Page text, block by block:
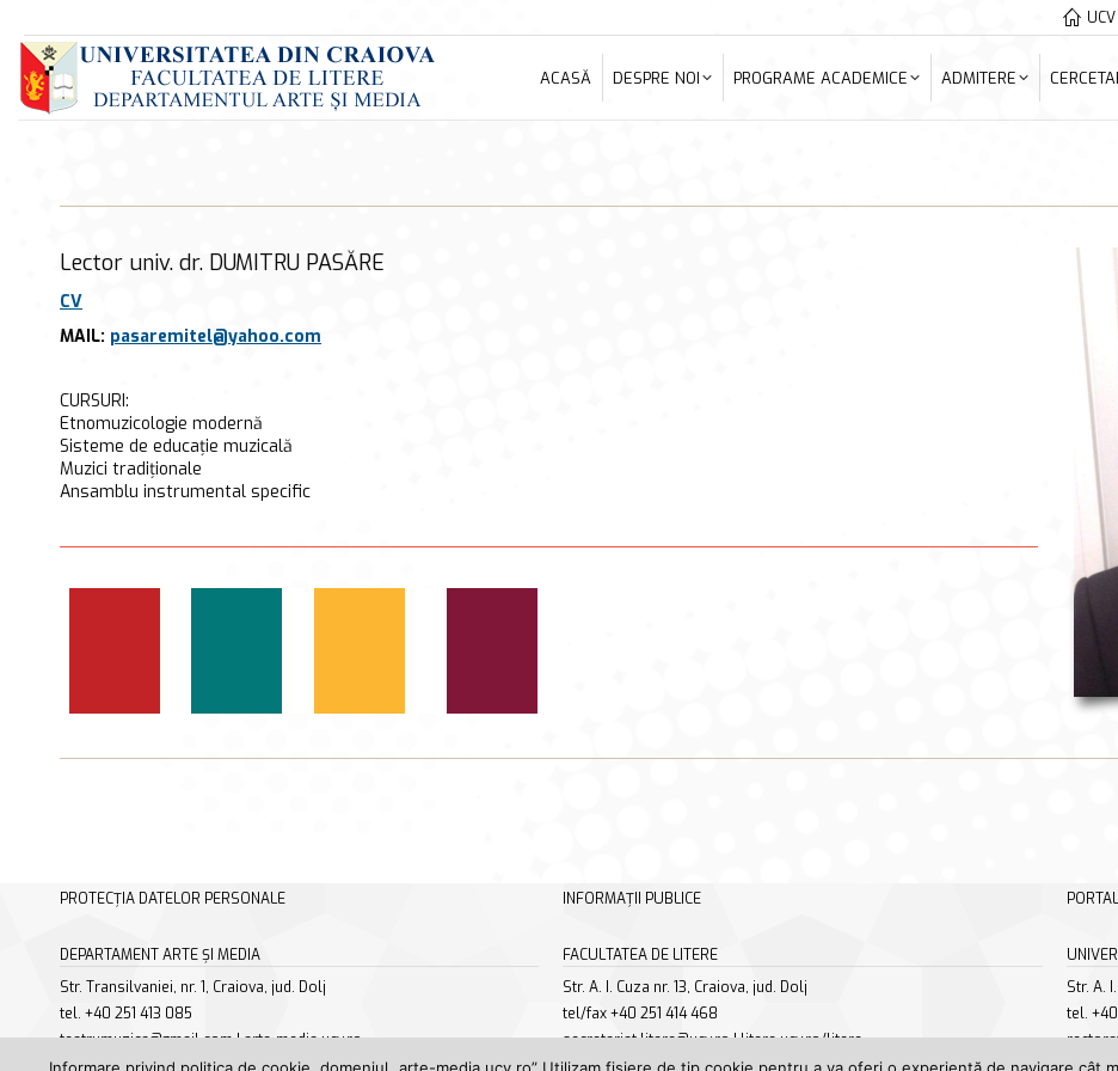
ACASĂ DESPRE NOI PROGRAME ACADEMICE ADMITERE
Lector univ. dr. DUMITRU PASĂRE
CV
MAIL: pasaremitel@yahoo.com
CURSURI:
Etnomuzicologie modernă
Sisteme de educație muzicală
Muzici tradiționale
Ansamblu instrumental specific
PROTECȚIA DATELOR PERSONALE INFORMAȚII PUBLICE
DEPARTAMENT ARTE ȘI MEDIA
Str. Transilvaniei, nr. 1, Craiova, jud. Dolj
tel. +40 251 413 085
teatrumuzica@gmail.com | arte-media.ucv.ro
FACULTATEA DE LITERE
Str. A. I. Cuza nr. 13, Craiova, jud. Dolj
tel/fax +40 251 414 468
secretariat.litere@ucv.ro | litere.ucv.ro/litere
Str. A.
tel. +40
ACASĂ DESPRE NOI PROGRAME ACADEMICE ADMITERE